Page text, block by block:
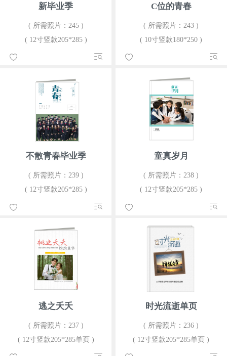
新毕业季
( 所需照片：245 )
( 12寸竖款205*285 )
C位的青春
( 所需照片：243 )
( 10寸竖款180*250 )
不散青春毕业季
( 所需照片：239 )
( 12寸竖款205*285 )
童真岁月
( 所需照片：238 )
( 12寸竖款205*285 )
逃之夭夭
( 所需照片：237 )
( 12寸竖款205*285单页 )
时光流逝单页
( 所需照片：236 )
( 12寸竖款205*285单页 )